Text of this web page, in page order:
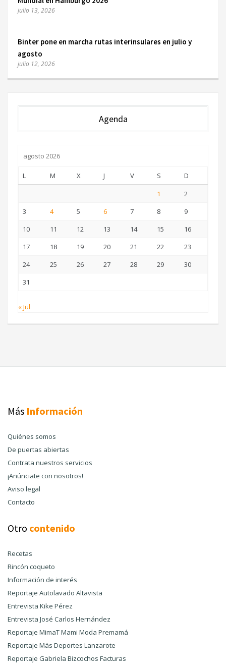
julio 13, 2026
Binter pone en marcha rutas interinsulares en julio y
agosto
julio 12, 2026
Agenda
agosto 2026
L M X J V S
D
1
2
3
4 5 6 7 8
9
10
11 12 13 14 15
16
17
18 19 20 21 22
23
24
25 26 27 28 29
30
31
« Jul
Más Información
Quiénes somos
De puertas abiertas
Contrata nuestros servicios
¡Anúnciate con nosotros!
Aviso legal
Contacto
Otro contenido
Recetas
Rincón coqueto
Información de interés
Reportaje Autolavado Altavista
Entrevista Kike Pérez
Entrevista José Carlos Hernández
Reportaje MimaT Mami Moda Premamá
Reportaje Más Deportes Lanzarote
Reportaje Gabriela Bizcochos Facturas